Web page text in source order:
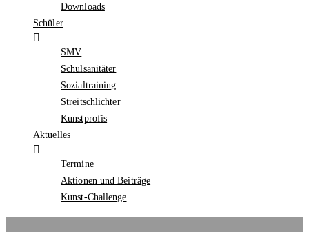
Downloads
Schüler
SMV
Schulsanitäter
Sozialtraining
Streitschlichter
Kunstprofis
Aktuelles
Termine
Aktionen und Beiträge
Kunst-Challenge